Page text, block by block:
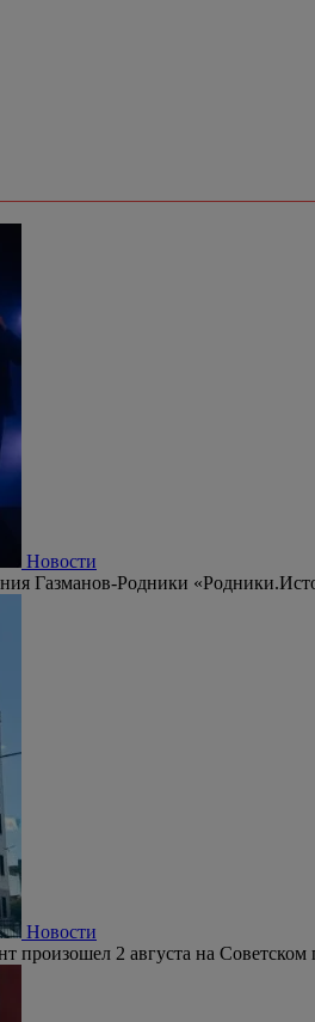
Новости
Газманов-Родники
Новости
произошел 2 августа на Советском